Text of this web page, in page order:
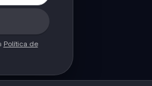
Política de